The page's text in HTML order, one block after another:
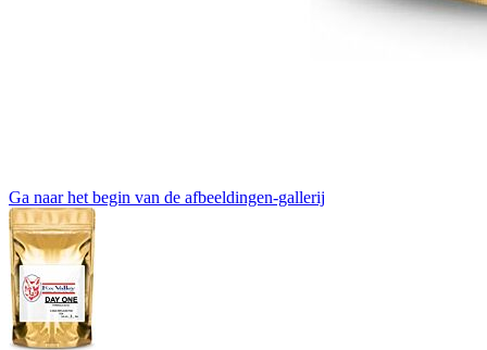
Ga naar het begin van de afbeeldingen-gallerij